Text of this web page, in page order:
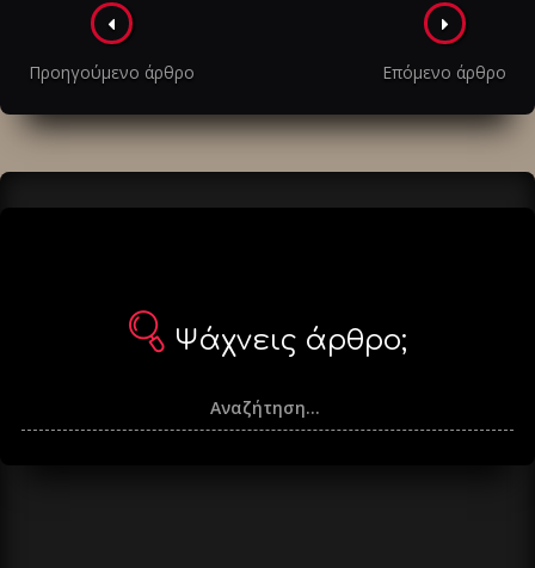
Πλοήγηση
στα
άρθρα
Προηγούμενο άρθρο Επόμενο άρθρο
Ψάχνεις άρθρο;